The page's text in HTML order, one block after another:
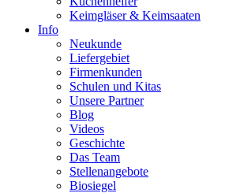
Keimgläser & Keimsaaten
Info
Neukunde
Liefergebiet
Firmenkunden
Schulen und Kitas
Unsere Partner
Blog
Videos
Geschichte
Das Team
Stellenangebote
Biosiegel